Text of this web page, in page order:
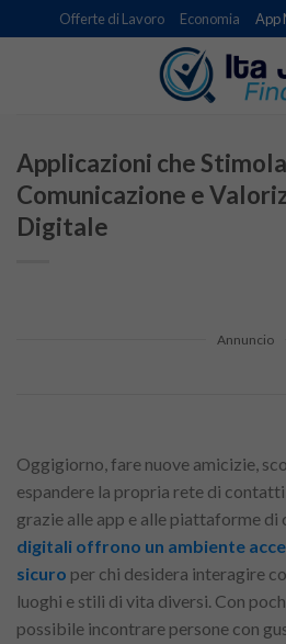
to
Offerte di Lavoro Economia App
Applicazioni che
Comunicazione e
Digitale
Annuncio
Oggigiorno, fare nuove amicizie,
espandere la propria rete di
grazie alle app e alle piattaforme di
digitali offrono un ambiente
sicuro per chi desidera interagire
luoghi e stili di vita diversi. Con
possibile incontrare persone con